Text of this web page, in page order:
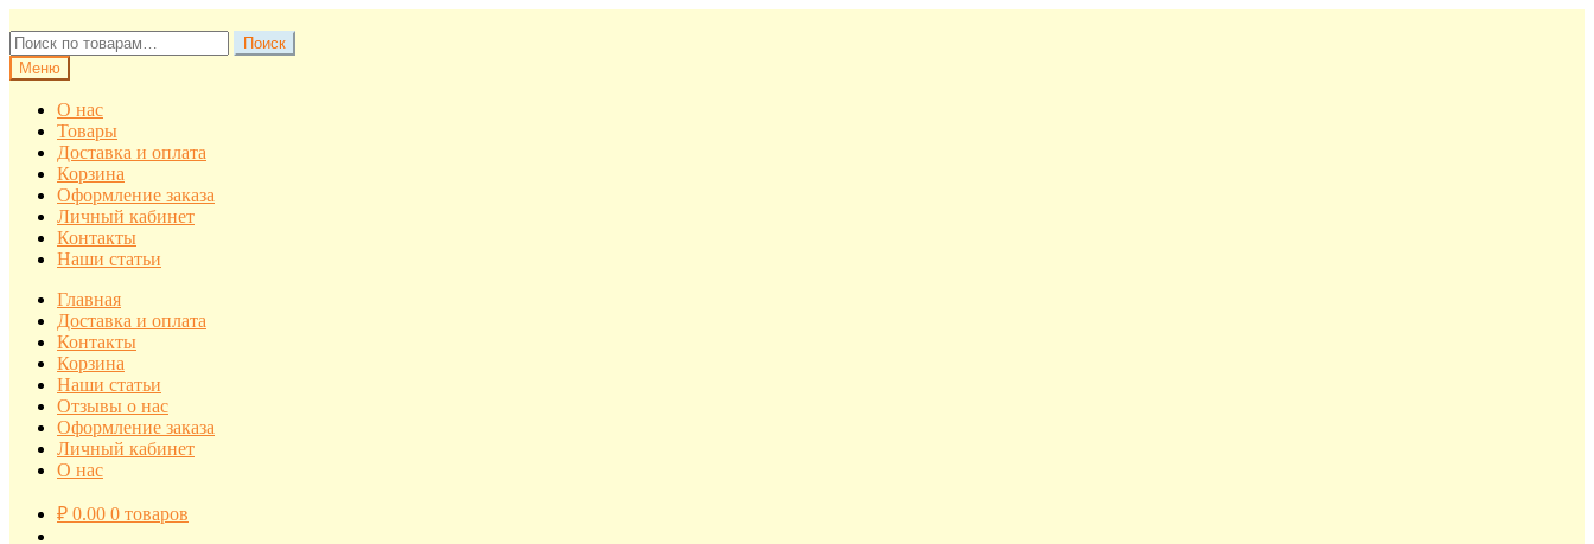
к
навигации
к
содержимому
Искать:
Поиск
Меню
О нас
Товары
Доставка и оплата
Корзина
Оформление заказа
Личный кабинет
Контакты
Наши статьи
Главная
Доставка и оплата
Контакты
Корзина
Наши статьи
Отзывы о нас
Оформление заказа
Личный кабинет
О нас
₽ 0.00 0 товаров